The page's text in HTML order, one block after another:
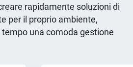
rapidamente soluzioni di
per il proprio ambiente,
una comoda gestione